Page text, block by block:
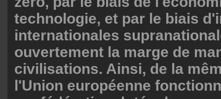
technologie, et par le biais
internationales
ouvertement la marge de
civilisations. Ainsi, de la
l'Union européenne